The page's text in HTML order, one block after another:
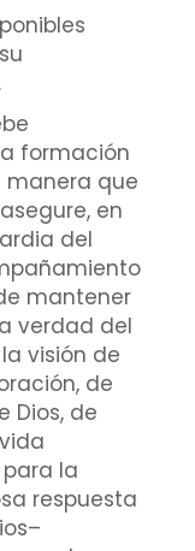
.
formación
que
en
del
mantener
verdad del
visión de
de
Dios, de
la
respuesta